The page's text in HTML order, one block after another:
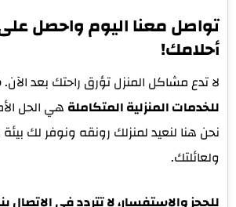
تواصل معنا اليوم واحصل
أحلامك!
لا تدع مشاكل المنزل تؤرق راحتك بعد الآن.
للخدمات المنزلية المتكاملة هي الحل
نحن هنا لنعيد لمنزلك رونقه ونوفر لك
ولعائلتك.
للحجز والاستفسار، لا تتردد في الاتصال